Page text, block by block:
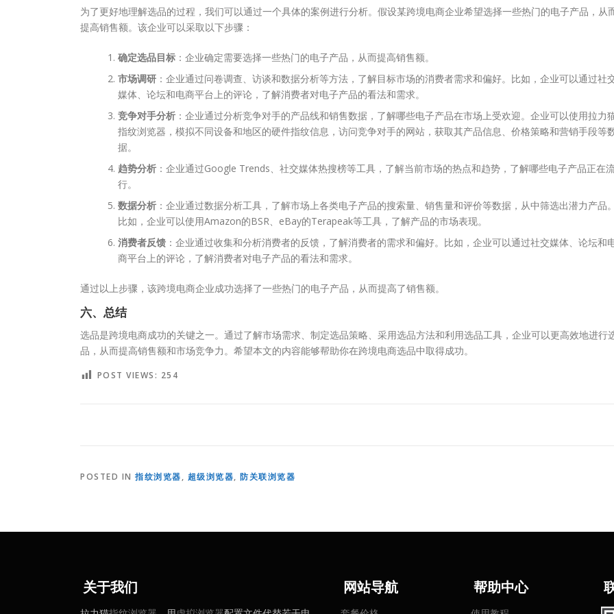
为了更好地理解选品的过程，我们可以通过一个具体的案例进行分析。假设某跨境电商企业希望选择一些热门的电子产品，从
提高销售额。该企业可以采取以下步骤：
确定选品目标 ：企业确定需要选择一些热门的电子产品，从而提高销售额。
市场调研 ：企业通过问卷调查、访谈和数据分析等方法，了解目标市场的消费者需求和偏好。比如，企业可以通过社
媒体、论坛和电商平台上的评论，了解消费者对电子产品的看法和需求。
竞争对手分析 ：企业通过分析竞争对手的产品线和销售数据，了解哪些电子产品在市场上受欢迎。企业可以使用拉力
指纹浏览器，模拟不同设备和地区的硬件指纹信息，访问竞争对手的网站，获取其产品信息、价格策略和营销手段等
据。
趋势分析 ：企业通过Google Trends、社交媒体热搜榜等工具，了解当前市场的热点和趋势，了解哪些电子产品正在
行。
数据分析 ：企业通过数据分析工具，了解市场上各类电子产品的搜索量、销售量和评价等数据，从中筛选出潜力产品。
比如，企业可以使用Amazon的BSR、eBay的Terapeak等工具，了解产品的市场表现。
消费者反馈 ：企业通过收集和分析消费者的反馈，了解消费者的需求和偏好。比如，企业可以通过社交媒体、论坛和
商平台上的评论，了解消费者对电子产品的看法和需求。
通过以上步骤，该跨境电商企业成功选择了一些热门的电子产品，从而提高了销售额。
六、总结
选品是跨境电商成功的关键之一。通过了解市场需求、制定选品策略、采用选品方法和利用选品工具，企业可以更高效地进行
品，从而提高销售额和市场竞争力。希望本文的内容能够帮助你在跨境电商选品中取得成功。
POST VIEWS: 254
POSTED IN 指纹浏览器, 超级浏览器, 防关联浏览器
关于我们 网站导航 帮助中心